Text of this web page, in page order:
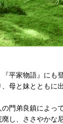
平家物語』にも
母と妹とともに
門弟良鎮によっ
し、ささやかな